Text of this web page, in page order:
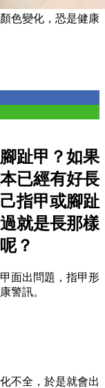
色變化，恐是健康
趾甲？如果
已經有好長
指甲或腳趾
就是長那樣
？
面出問題，指甲形
警訊。
不全，於是就會出